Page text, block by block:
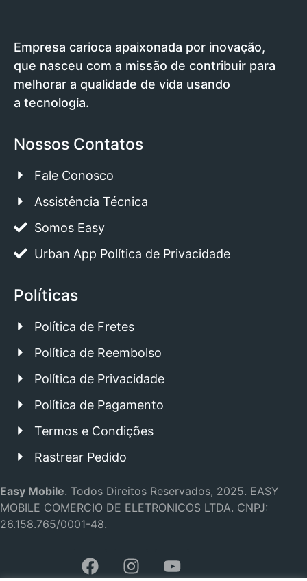
Empresa carioca apaixonada por inovação,
que nasceu com a missão de contribuir para
melhorar a qualidade de vida usando
a tecnologia.
Nossos Contatos
Fale Conosco
Assistência Técnica
Somos Easy
Urban App Política de Privacidade
Políticas
Política de Fretes
Política de Reembolso
Política de Privacidade
Política de Pagamento
Termos e Condições
Rastrear Pedido
Easy Mobile. Todos Direitos Reservados, 2025. EASY
MOBILE COMERCIO DE ELETRONICOS LTDA. CNPJ:
26.158.765/0001-48.